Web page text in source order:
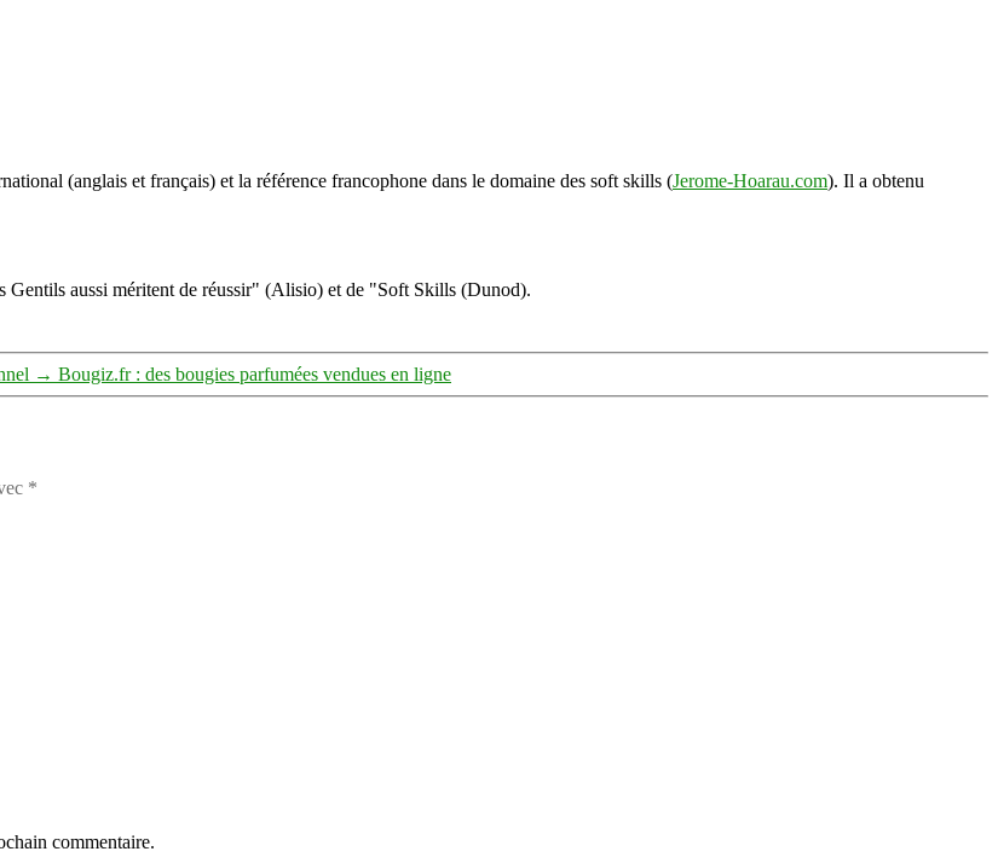
(anglais et français) et la référence francophone dans le domaine des soft skills (Jerome-Hoarau.com). Il a obtenu
aussi méritent de réussir" (Alisio) et de "Soft Skills (Dunod).
→ Bougiz.fr : des bougies parfumées vendues en ligne
*
commentaire.